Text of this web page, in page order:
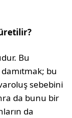
Bu
bu
sebebini
da bunu bir
da